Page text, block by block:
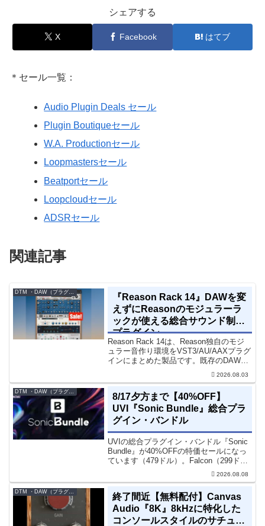
シェアする
X Facebook はてブ
＊セール一覧：
Audio Plugin Deals セール
Plugin Boutiqueセール
W.A. Productionセール
Loopmastersセール
Beatportセール
Loopcloudセール
ADSRセール
関連記事
DTM ・DAW（プラグイン、シンセなど）のセール情報
『Reason Rack 14』DAWを変
えずにReasonのモジュラーラ
ックが使える総合サウンド制作
プラグイン
Reason Rack 14は、Reason独自のモジ
ュラー音作り環境をVST3/AU/AAXプラグ
インにまとめた製品です。既存のDAWを
乗り換えることなく、68種類のシンセや
エフェクト、CV配線をそのままトラック
に追加できます。通常199...
2026.08.03
DTM ・DAW（プラグイン、シンセなど）のセール情報
8/17夕方まで【40%OFF】
UVI『Sonic Bundle』総合プラ
グイン・バンドル
UVIの総合プラグイン・バンドル『Sonic
Bundle』が40%OFFの特価セールになっ
ています（479ドル）。Falcon（299ド
ル）も入っています。UVI Sonic Bundle
2026.08.08
終了間近【無料配付】Canvas
Audio『8K』8kHzに特化した
コンソールスタイルのサチュレ